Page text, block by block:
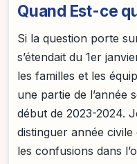
Quand Est-ce
Si la question porte
s’étendait du 1er
les familles et les
une partie de l’année
début de 2023-2024.
distinguer année
les confusions dans